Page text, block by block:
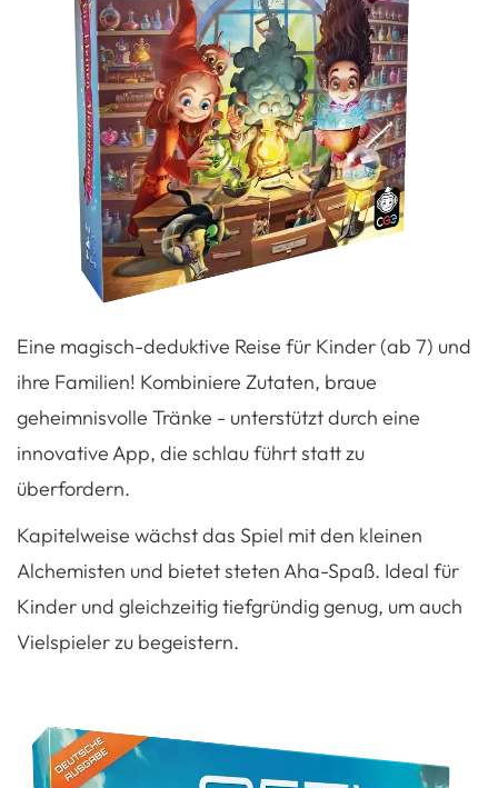
Eine magisch-deduktive Reise für Kinder (ab 7) und
ihre Familien! Kombiniere Zutaten, braue
geheimnisvolle Tränke - unterstützt durch eine
innovative App, die schlau führt statt zu
überfordern.
Kapitelweise wächst das Spiel mit den kleinen
Alchemisten und bietet steten Aha-Spaß. Ideal für
Kinder und gleichzeitig tiefgründig genug, um auch
Vielspieler zu begeistern.